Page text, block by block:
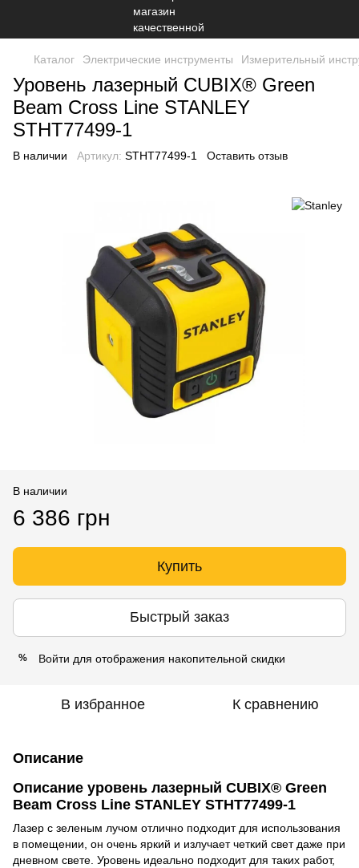
Каталог Электрические инструменты Измерительный
Уровень лазерный CUBIX® Green
Beam Cross Line STANLEY
STHT77499-1
В наличии Артикул: STHT77499-1 Оставить отзыв
В наличии
6 386 грн
Купить
Быстрый заказ
% Войти для отображения накопительной скидки
В избранное К сравнению
Описание
Описание уровень лазерный CUBIX® Green
Beam Cross Line STANLEY STHT77499-1
Лазер с зеленым лучом отлично подходит для использования
в помещении, он очень яркий и излучает четкий свет даже при
дневном свете. Уровень идеально подходит для таких работ,